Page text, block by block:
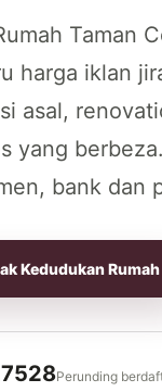
Taman
harga iklan
asal,
yang
bank dan
Kedudukan Rumah
Perunding